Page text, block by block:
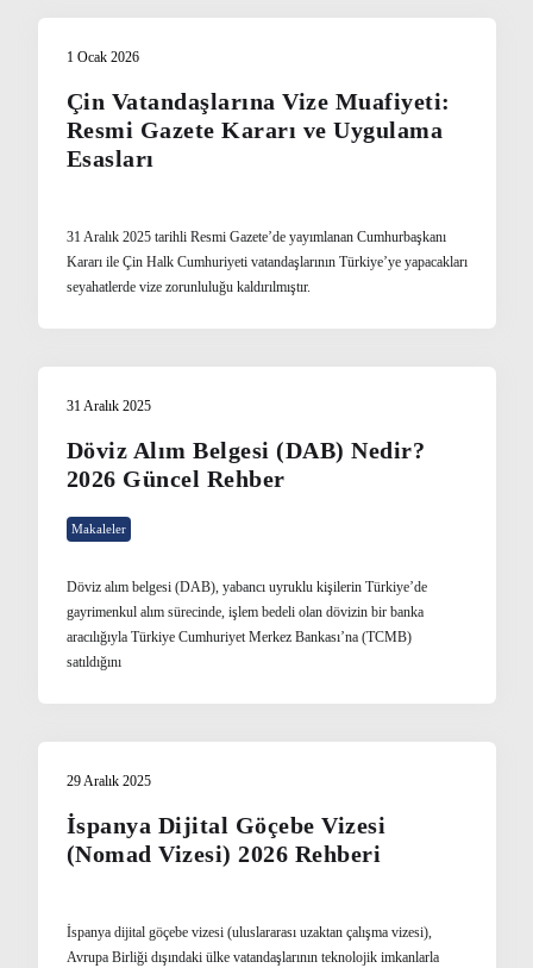
1 Ocak 2026
Çin Vatandaşlarına Vize Muafiyeti:
Resmi Gazete Kararı ve Uygulama
Esasları
31 Aralık 2025 tarihli Resmi Gazete’de yayımlanan Cumhurbaşkanı
Kararı ile Çin Halk Cumhuriyeti vatandaşlarının Türkiye’ye yapacakları
seyahatlerde vize zorunluluğu kaldırılmıştır.
31 Aralık 2025
Döviz Alım Belgesi (DAB) Nedir?
2026 Güncel Rehber
Makaleler
Döviz alım belgesi (DAB), yabancı uyruklu kişilerin Türkiye’de
gayrimenkul alım sürecinde, işlem bedeli olan dövizin bir banka
aracılığıyla Türkiye Cumhuriyet Merkez Bankası’na (TCMB)
satıldığını
29 Aralık 2025
İspanya Dijital Göçebe Vizesi
(Nomad Vizesi) 2026 Rehberi
İspanya dijital göçebe vizesi (uluslararası uzaktan çalışma vizesi),
Avrupa Birliği dışındaki ülke vatandaşlarının teknolojik imkanlarla